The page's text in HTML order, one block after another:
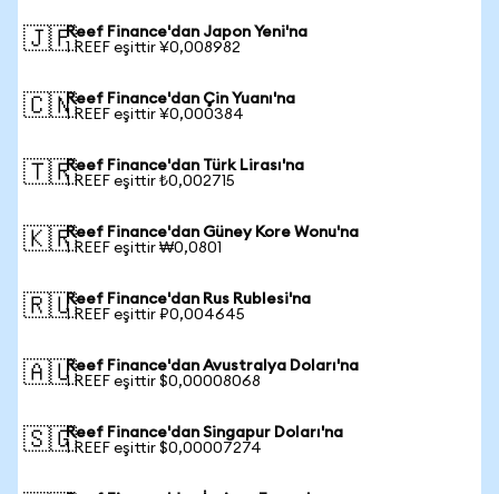
🇯🇵Reef Finance'dan Japon Yeni'na
1 REEF eşittir ¥0,008982
🇨🇳Reef Finance'dan Çin Yuanı'na
1 REEF eşittir ¥0,000384
🇹🇷Reef Finance'dan Türk Lirası'na
1 REEF eşittir ₺0,002715
🇰🇷Reef Finance'dan Güney Kore Wonu'na
1 REEF eşittir ₩0,0801
🇷🇺Reef Finance'dan Rus Rublesi'na
1 REEF eşittir ₽0,004645
🇦🇺Reef Finance'dan Avustralya Doları'na
1 REEF eşittir $0,00008068
🇸🇬Reef Finance'dan Singapur Doları'na
1 REEF eşittir $0,00007274